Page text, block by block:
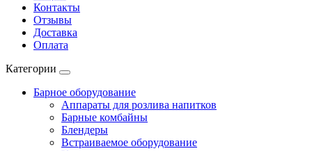
Контакты
Отзывы
Доставка
Оплата
Категории
Барное оборудование
Аппараты для розлива напитков
Барные комбайны
Блендеры
Встраиваемое оборудование